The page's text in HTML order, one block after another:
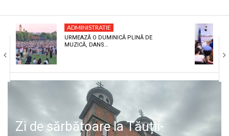
CULTURA
ECONOMIE
SANATATE
SPECIAL
ADMINISTRATIE
URMEAZĂ O DUMINICĂ PLINĂ DE
MUZICĂ, DANS…
Zi de sărbătoare la Tăuții-